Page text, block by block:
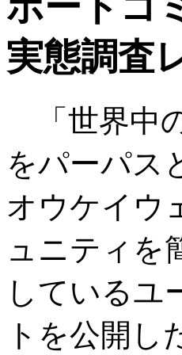
実態調査
「世界中
をパーパス
オウケイウ
ュニティを
しているユ
トを公開し